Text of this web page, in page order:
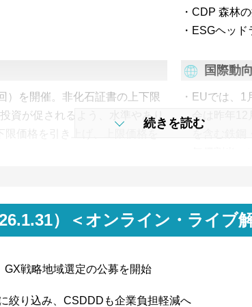
CDP 森林
ESGヘッド
続きを読む
）を開催。非化石証書の上下限
資が促されるよう、水準やあり
価格を引き上げ、上限価格を
用いることなどを明確化した。
国際動
EUでは、1
会は昨年
を含む鉄
基準がカバ
にまで算
CDPは、
象外だっ
）＜オンライン・ライブ
戦略地域選定の公募を開始
絞り込み、CSDDDも企業負担軽減へ